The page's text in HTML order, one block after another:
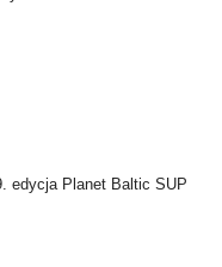
edycja Planet Baltic SUP